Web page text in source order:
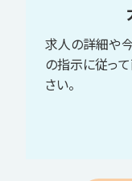
求人の詳細や
の指示に従っ
さい。